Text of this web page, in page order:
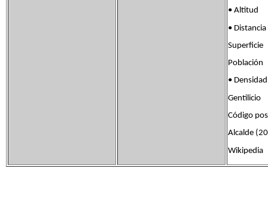
•
•
•
Código
Alcalde
Wikipedia